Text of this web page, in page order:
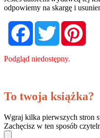
odpowiemy na skargę i
FacebookTwitter
Podgląd niedostępny.
To twoja książka?
Wgraj kilka pierwszych stron
Zachęcisz w ten sposób